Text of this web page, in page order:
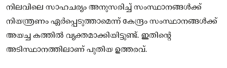
നിലവിലെ സാഹചര്യം അനുസരിച്ച് സംസ്ഥാനങ്ങള്‍ക്ക്
നിയന്ത്രണം ഏര്‍പ്പെടുത്താമെന്ന് കേന്ദ്രം സംസ്ഥാനങ്ങള്‍ക്ക്
അയച്ച കത്തില്‍ വ്യക്തമാക്കിയിട്ടുണ്ട്. ഇതിന്റെ
അടിസ്ഥാനത്തിലാണ് പുതിയ ഉത്തരവ്.